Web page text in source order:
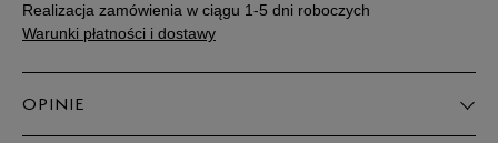
Realizacja zamówienia w ciągu 1-5 dni roboczych
Warunki płatności i dostawy
OPINIE